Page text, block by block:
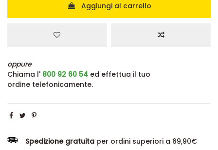
Aggiungi al carrello
oppure
Chiama l' 800 92 60 54 ed effettua il tuo
ordine telefonicamente.
Spedizione gratuita per ordini superiori a 69,90€